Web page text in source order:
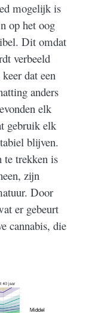
mogelijk is
op het oog
Dit omdat
verbeeld
dat een
anders
elk
gebruik elk
blijven.
te trekken is
zijn
Door
er gebeurt
cannabis, die